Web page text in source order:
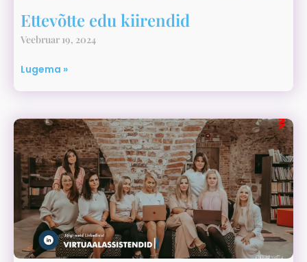
Ettevõtte edu kiirendid
Veebruar 19, 2024
Lugema »